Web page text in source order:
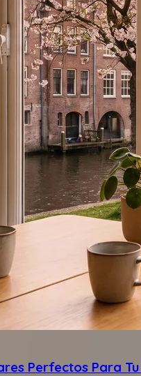
Perfectos Para